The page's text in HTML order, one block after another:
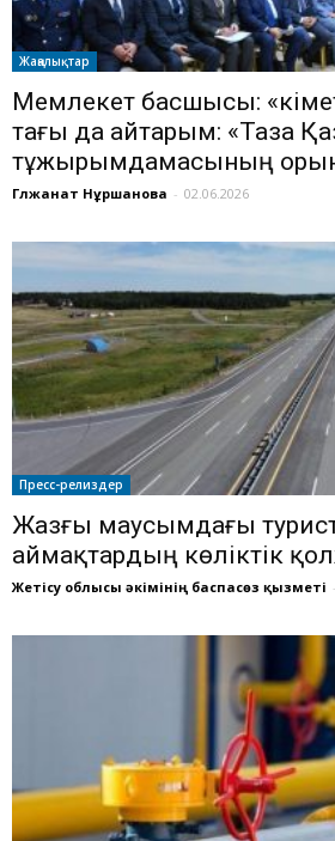
Жаңалықтар
Мемлекет басшысы:
тағы да айтарым: «Таза
тұжырымдамасының
Гүлжанат Нұршанова - 02.06.2026
Пресс-релиздер
Жазғы маусымдағы
аймақтардың көліктік
Жетісу облысы әкімінің баспасөз қызметі -